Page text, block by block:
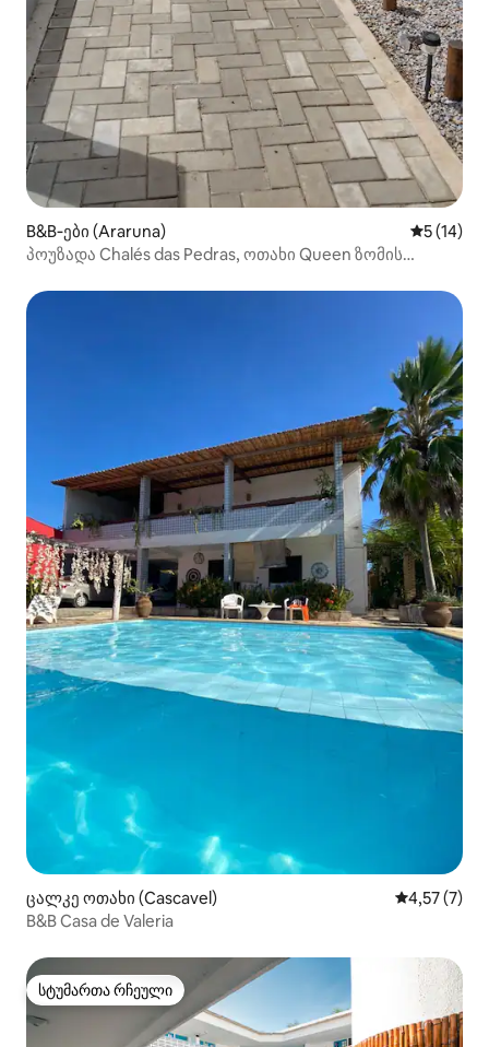
B&B‑ები (Araruna) საშუალო
5 (14)
პოუზადა Chalés das Pedras, ოთახი Queen ზომის
ცალკე ოთახი (Cascavel) საშუალო
4,57 (7)
B&B Casa de Valeria
სტუმართა რჩეული
სტუმართა რჩეული